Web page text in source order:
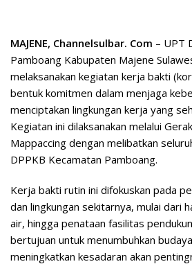
MAJENE, Channelsulbar. Com – UPT
Pamboang Kabupaten Majene
melaksanakan kegiatan kerja bakti
bentuk komitmen dalam menjaga
menciptakan lingkungan kerja yang
Kegiatan ini dilaksanakan melalui
Mappaccing dengan melibatkan
DPPKB Kecamatan Pamboang.
Kerja bakti rutin ini difokuskan pada
dan lingkungan sekitarnya, mulai dari
air, hingga penataan fasilitas
bertujuan untuk menumbuhkan
meningkatkan kesadaran akan